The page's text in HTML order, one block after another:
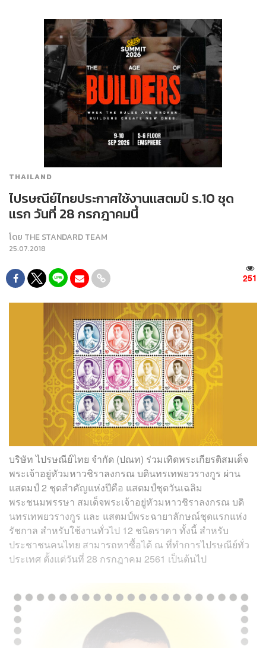
THAILAND
ไปรษณีย์ไทยประกาศใช้งานแสตมป์ ร.10 ชุด
แรก วันที่ 28 กรกฎาคมนี้
โดย THE STANDARD TEAM
25.07.2018
251
บริษัท ไปรษณีย์ไทย จำกัด (ปณท) ร่วมเทิดพระเกียรติสมเด็จ
พระเจ้าอยู่หัวมหาวชิราลงกรณ บดินทรเทพยวรางกูร ผ่าน
แสตมป์ 2 ชุดสำคัญแห่งปีคือ แสตมป์ชุดวันเฉลิม
พระชนมพรรษา สมเด็จพระเจ้าอยู่หัวมหาวชิราลงกรณ บดิ
นทรเทพยวรางกูร และ แสตมป์พระฉายาลักษณ์ชุดแรกแห่ง
รัชกาล สำหรับใช้งานทั่วไป 12 ชนิดราคา ทั้งนี้ สำหรับ
ประชาชนคนไทย สามารถหาซื้อได้ ณ ที่ทำการไปรษณีย์ทั่ว
ประเทศ ตั้งแต่วันที่ 28 กรกฎาคม 2561 เป็นต้นไป